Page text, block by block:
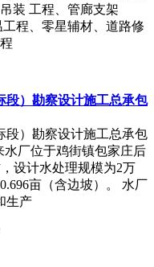
装 工程、管廊支架
程、零星辅材、道路修
段）勘察设计施工总承包
段）勘察设计施工总承包
水厂位于鸡街镇包家庄后
设计水处理规模为2万
亩（含边坡）。 水厂
生产